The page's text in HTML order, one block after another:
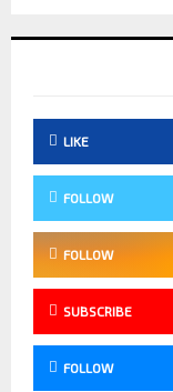
LIKE
FOLLOW
FOLLOW
SUBSCRIBE
FOLLOW